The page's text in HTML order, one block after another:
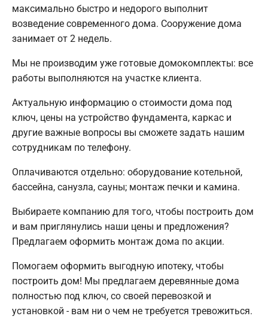
максимально быстро и недорого выполнит
возведение современного дома. Сооружение дома
занимает от 2 недель.
Мы не производим уже готовые домокомплекты: все
работы выполняются на участке клиента.
Актуальную информацию о стоимости дома под
ключ, цены на устройство фундамента, каркас и
другие важные вопросы вы сможете задать нашим
сотрудникам по телефону.
Оплачиваются отдельно: оборудование котельной,
бассейна, санузла, сауны; монтаж печки и камина.
Выбираете компанию для того, чтобы построить дом
и вам приглянулись наши цены и предложения?
Предлагаем оформить монтаж дома по акции.
Помогаем оформить выгодную ипотеку, чтобы
построить дом! Мы предлагаем деревянные дома
полностью под ключ, со своей перевозкой и
установкой - вам ни о чем не требуется тревожиться.